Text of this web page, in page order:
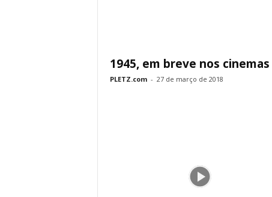
1945, em breve nos cinemas
PLETZ.com - 27 de março de 2018